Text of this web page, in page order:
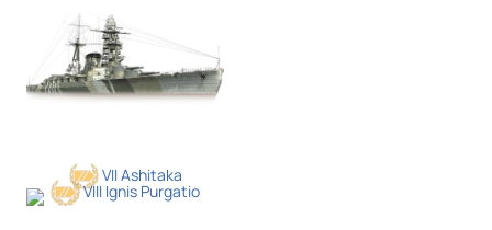
VII Ashitaka
VIII Ignis Purgatio